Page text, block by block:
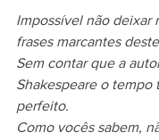
Impossível não deixar
frases marcantes
Sem contar que a
Shakespeare o tempo
perfeito.
Como vocês sabem,